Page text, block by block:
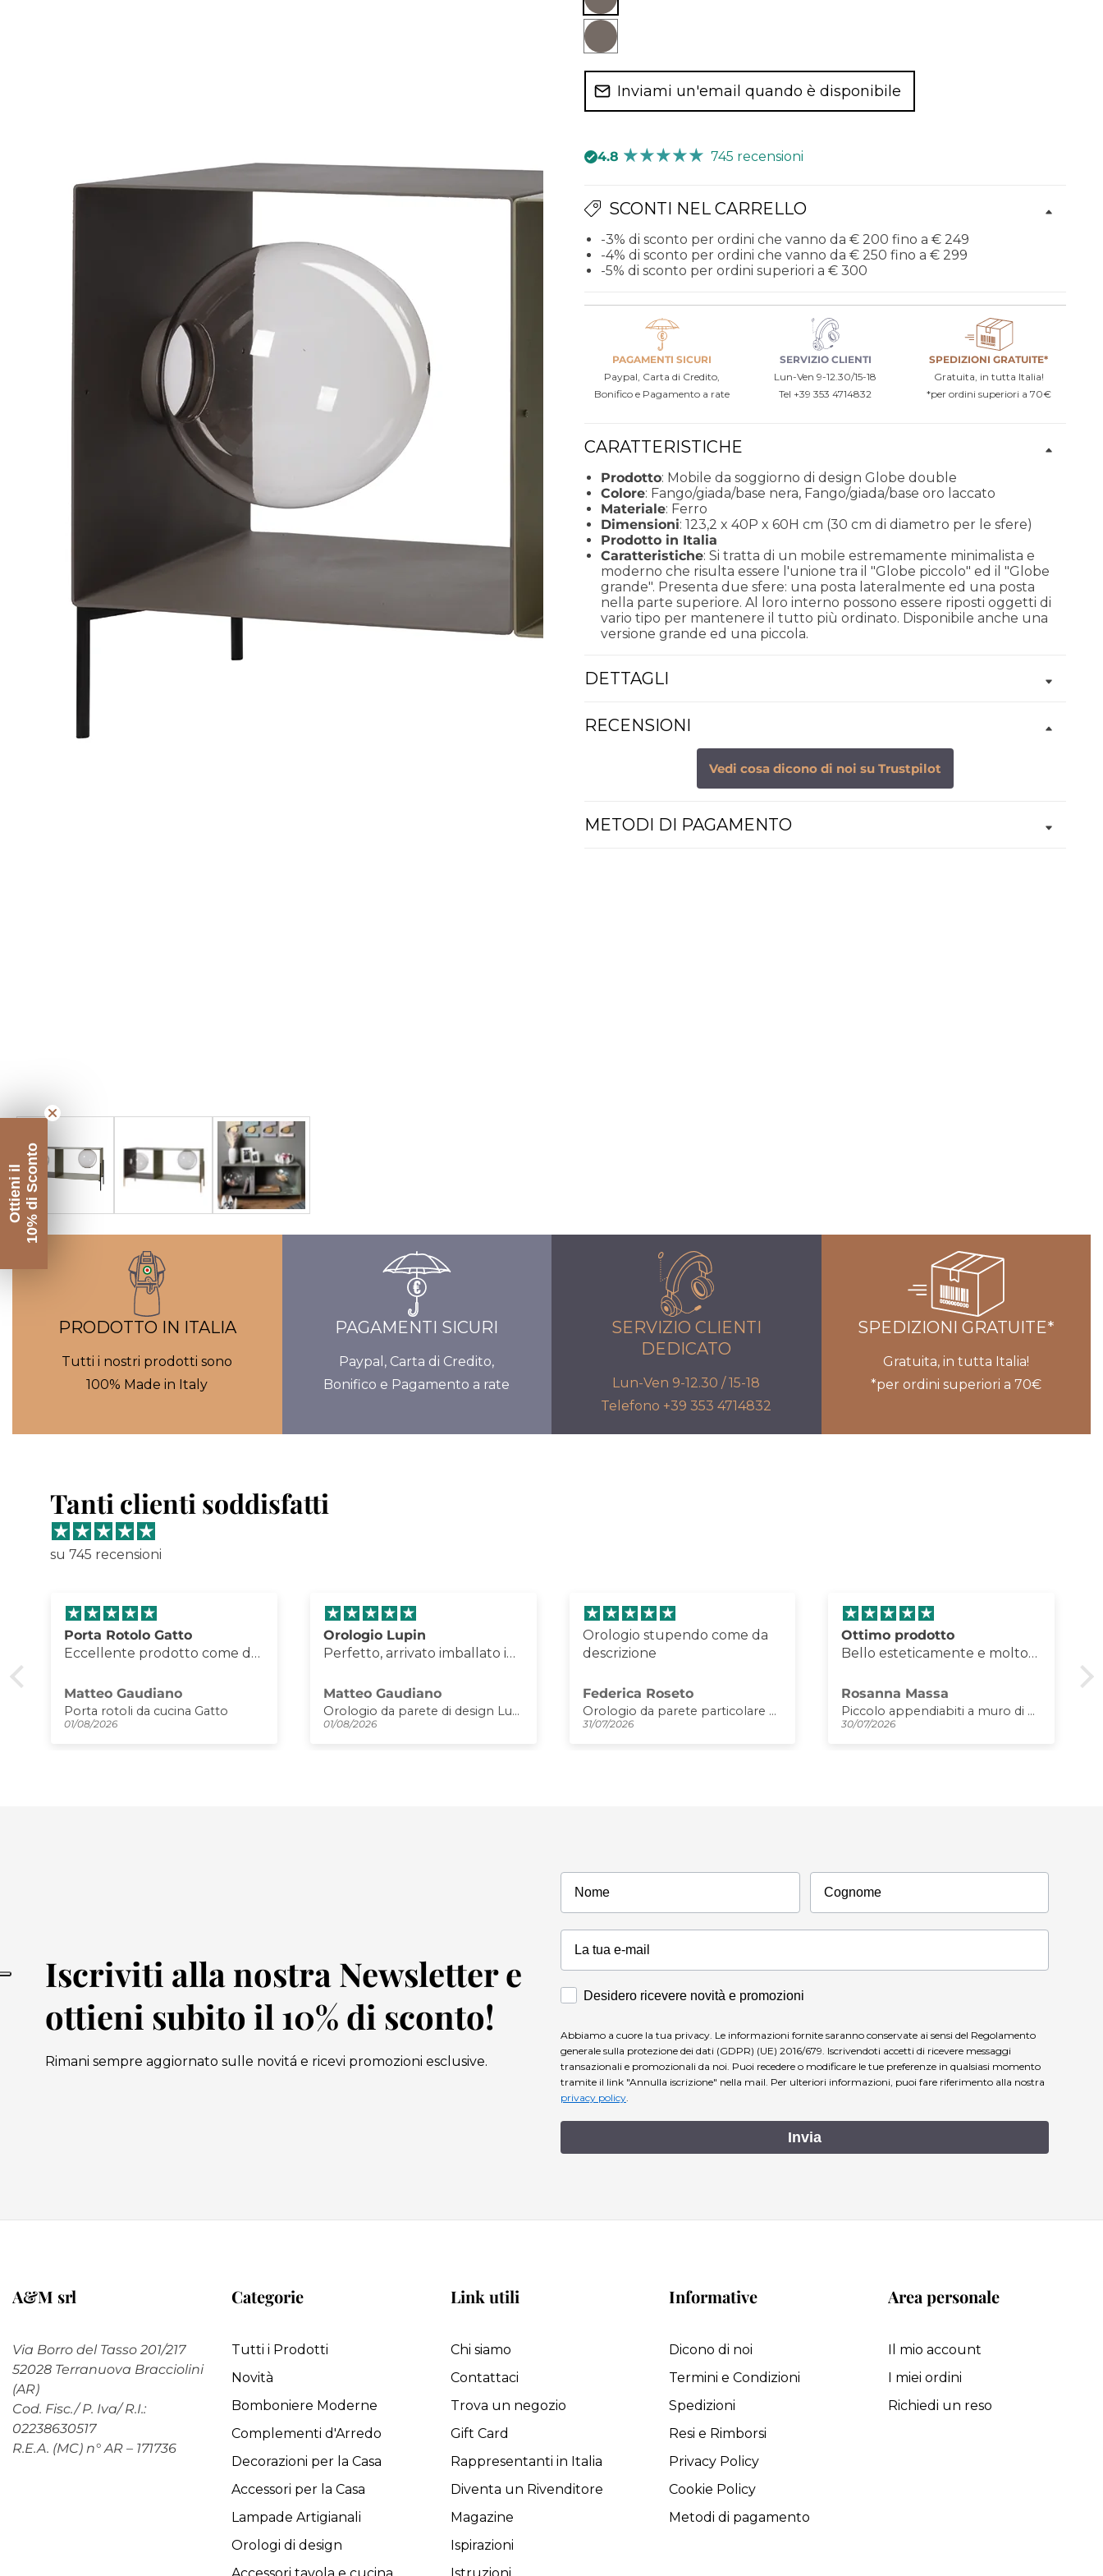
Galleria
contenuti
multimediali
Fango/giada/base
nera
Fango/giada/base
oro
laccato
Inviami un'email quando è disponibile
4.8 745 recensioni
SCONTI NEL CARRELLO
-3% di sconto per ordini che vanno da € 200 fino a € 249
-4% di sconto per ordini che vanno da € 250 fino a € 299
-5% di sconto per ordini superiori a € 300
PAGAMENTI SICURI
Paypal, Carta di Credito,
Bonifico e Pagamento a rate
SERVIZIO CLIENTI
Lun-Ven 9-12.30/15-18
Tel +39 353 4714832
SPEDIZIONI GRATUITE*
Gratuita, in tutta Italia!
*per ordini superiori a 70€
CARATTERISTICHE
Prodotto: Mobile da soggiorno di design Globe double
Colore: Fango/giada/base nera, Fango/giada/base oro laccato
Materiale: Ferro
Dimensioni: 123,2 x 40P x 60H cm (30 cm di diametro per le sfere)
Prodotto in Italia
Caratteristiche: Si tratta di un mobile estremamente minimalista e
moderno che risulta essere l'unione tra il "Globe piccolo" ed il "Globe
grande". Presenta due sfere: una posta lateralmente ed una posta
nella parte superiore. Al loro interno possono essere riposti oggetti di
vario tipo per mantenere il tutto più ordinato. Disponibile anche una
versione grande ed una piccola.
DETTAGLI
RECENSIONI
Vedi cosa dicono di noi su Trustpilot
METODI DI PAGAMENTO
PRODOTTO IN ITALIA
Tutti i nostri prodotti sono
100% Made in Italy
PAGAMENTI SICURI
Paypal, Carta di Credito,
Bonifico e Pagamento a rate
SERVIZIO CLIENTI
DEDICATO
Lun-Ven 9-12.30 / 15-18
Telefono +39 353 4714832
SPEDIZIONI GRATUITE*
Gratuita, in tutta Italia!
*per ordini superiori a 70€
Tanti clienti soddisfatti
su 745 recensioni
Porta Rotolo Gatto
Eccellente prodotto come da
qualità TOP
Matteo Gaudiano
Porta rotoli da cucina Gatto
01/08/2026
Orologio Lupin
Perfetto, arrivato imballato in
rapporto qualità-prezzo
Consiglio assolutamente
Matteo Gaudiano
Orologio da parete di design Lupin
01/08/2026
Orologio stupendo come da
descrizione
Federica Roseto
Orologio da parete particolare Butterfly Flowers piccolo
31/07/2026
Ottimo prodotto
Bello esteticamente e molto
Rosanna Massa
Piccolo appendiabiti a muro di design Cattitude
30/07/2026
Iscriviti alla nostra Newsletter e
ottieni subito il 10% di sconto!
Rimani sempre aggiornato sulle novitá e ricevi promozioni esclusive.
Nome Cognome
Accettazione Marketing
Desidero ricevere novità e promozioni
Abbiamo a cuore la tua privacy. Le informazioni fornite saranno conservate ai sensi del Regolamento
generale sulla protezione dei dati (GDPR) (UE) 2016/679. Iscrivendoti accetti di ricevere messaggi
transazionali e promozionali da noi. Puoi recedere o modificare le tue preferenze in qualsiasi momento
tramite il link "Annulla iscrizione" nella mail. Per ulteriori informazioni, puoi fare riferimento alla nostra
privacy policy.
Invia
A&M srl
Via Borro del Tasso 201/217
52028 Terranuova Bracciolini
(AR)
Cod. Fisc./ P. Iva/ R.I.:
02238630517
R.E.A. (MC) n° AR – 171736
Categorie
Tutti i Prodotti
Novità
Bomboniere Moderne
Complementi d'Arredo
Decorazioni per la Casa
Accessori per la Casa
Lampade Artigianali
Orologi di design
Link utili
Chi siamo
Contattaci
Trova un negozio
Gift Card
Rappresentanti in Italia
Diventa un Rivenditore
Magazine
Ispirazioni
Informative
Dicono di noi
Termini e Condizioni
Spedizioni
Resi e Rimborsi
Privacy Policy
Cookie Policy
Metodi di pagamento
Area personale
Il mio account
I miei ordini
Richiedi un reso
Ottieni il10% di Sconto